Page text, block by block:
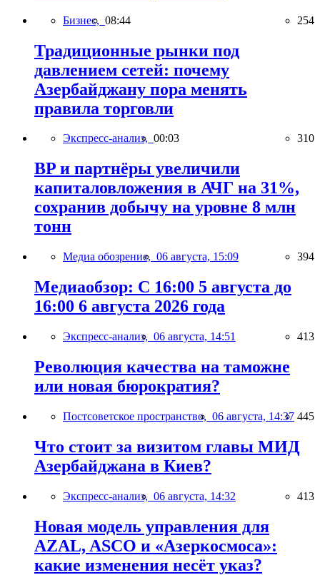
Бизнес, 08:44 254
Традиционные рынки под
давлением сетей: почему
Азербайджану пора менять
правила торговли
Экспресс-анализ, 00:03 310
BP и партнёры увеличили
капиталовложения в АЧГ на 31%,
сохранив добычу на уровне 8 млн
тонн
Медиа обозрение, 06 августа, 15:09 394
Медиаобзор: С 16:00 5 августа до
16:00 6 августа 2026 года
Экспресс-анализ, 06 августа, 14:51 413
Революция качества на таможне
или новая бюрократия?
Постсоветское пространство, 06 августа, 14:37 445
Что стоит за визитом главы МИД
Азербайджана в Киев?
Экспресс-анализ, 06 августа, 14:32 413
Новая модель управления для
AZAL, ASCO и «Азеркосмоса»:
какие изменения несёт указ?